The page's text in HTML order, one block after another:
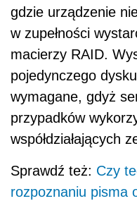
gdzie urządzenie
w zupełności
macierzy RAID.
pojedynczego
wymagane, gdyż
przypadków
współdziałających
Sprawdź też: Czy
rozpoznaniu pisma